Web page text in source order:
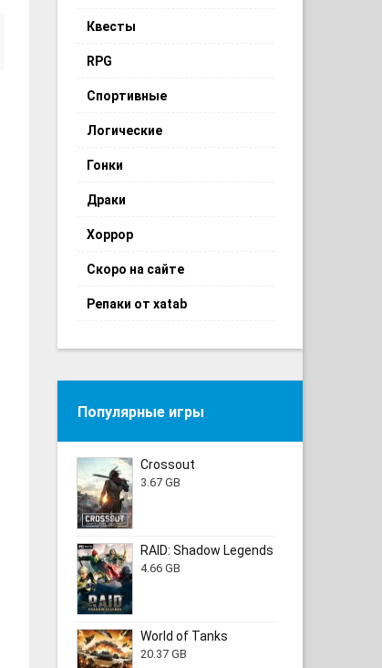
Квесты
RPG
Спортивные
Логические
Гонки
Драки
Хоррор
Скоро на сайте
Репаки от xatab
Популярные игры
Crossout
3.67 GB
RAID: Shadow Legends
4.66 GB
World of Tanks
20.37 GB